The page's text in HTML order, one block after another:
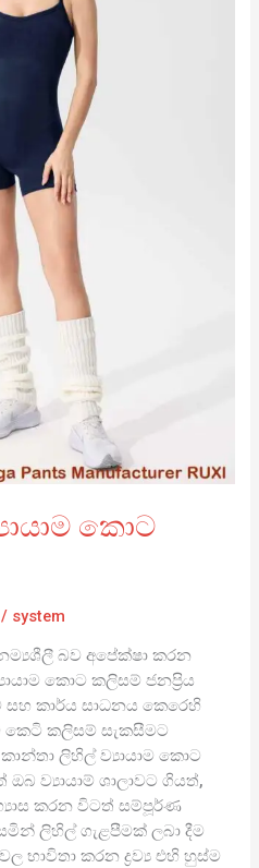
කොට
/ system
බව අපේක්ෂා කරන
කොට කලිසම් ජනප්‍රිය
සහ කාර්ය සාධනය කෙරෙහි
කලිසම් සැකසීමට
ලිහිල් ව්‍යායාම කොට
ව්‍යායාම් ශාලාවට ගියත්,
කරන විටත් සම්පූර්ණ
ලිහිල් ගැළපීමක් ලබා දීම
භාවිතා කරන ද්‍රව්‍ය එහි හුස්ම